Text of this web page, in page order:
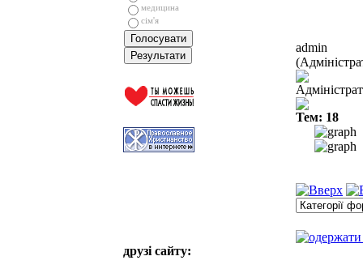
медицина
сім'я
друзі сайту:
admin
Тем: 18